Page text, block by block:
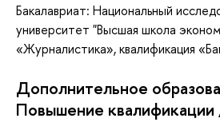
Бакалавриат: Национальный
университет "Высшая школа
«Журналистика», квалификация
Дополнительное
Повышение